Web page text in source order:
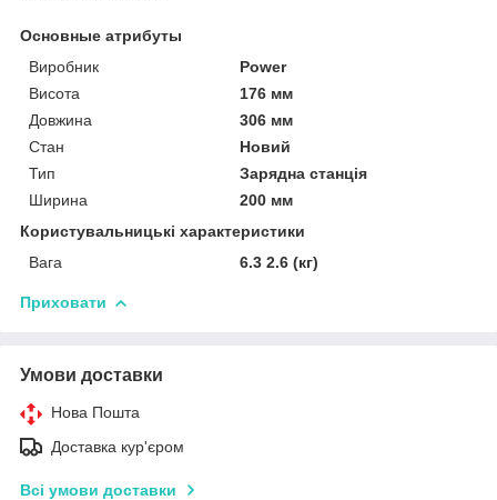
Основные атрибуты
Виробник
Power
Висота
176 мм
Довжина
306 мм
Стан
Новий
Тип
Зарядна станція
Ширина
200 мм
Користувальницькі характеристики
Вага
6.3 2.6 (кг)
Приховати
Умови доставки
Нова Пошта
Доставка кур'єром
Всі умови доставки